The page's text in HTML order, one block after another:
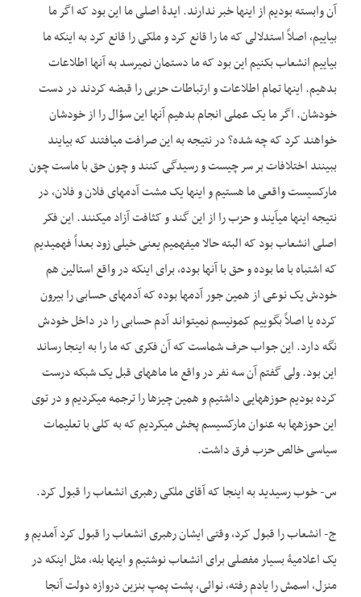
آن وابسته بودیم از اینها خبر ندارند. ایدۀ اصلی ما این بود که اگر ما
بیاییم، اصلاً استدلالی که ما را قانع کرد و ملکی را قانع کرد به این­که ما
بیاییم انشعاب بکنیم این بود که ما دستمان نمی­رسد به آنها اطلاعات
بدهیم. اینها تمام اطلاعات و ارتباطات حزبی را قبضه کردند در دست
خودشان. اگر ما یک عملی انجام بدهیم آنها این سؤال را از خودشان
خواهند کرد که چه شده؟ در نتیجه به این صرافت می­افتند که بیایند
ببینند اختلافات بر سر چیست و رسیدگی کنند و چون حق با ماست چون
مارکسیست واقعی ما هستیم و اینها یک مشت آدم­های فلان و فلان، در
نتیجه اینها می­آیند و حزب را از این گند و کثافت آزاد می­کنند. این فکر
اصلی انشعاب بود که البته حالا می­فهمیم یعنی خیلی زود بعداً فهمیدیم
که اشتباه با ما بوده و حق با آنها بوده، برای اینکه در واقع استالین هم
خودش یک نوعی از همین جور آدم­ها بوده که آدم­های حسابی را بیرون
کرده یا اصلاً بگوییم کمونیسم نمی­تواند آدم حسابی را در داخل خودش
نگه دارد. این جواب حرف شماست که آن فکری که ما را به اینجا رساند
این بود. ولی گفتم آن سه نفر در واقع ما ماه­های قبل یک شبکه درست
کرده بودیم حوزه­هایی داشتیم و همین چیزها را ترجمه می­کردیم و در توی
این حوزه­ها به عنوان مارکسیسم پخش می­کردیم که به کلی با تعلیمات
سیاسی خالص حزب فرق داشت.
س- خوب رسیدید به اینجا که آقای ملکی رهبری انشعاب را قبول کرد.
ج- انشعاب را قبول کرد، وقتی ایشان رهبری انشعاب را قبول کرد آمدیم و
یک اعلامیۀ بسیار مفصلی برای انشعاب نوشتیم و اینها بله، مثل اینکه در
منزل، اسمش را یادم رفته، نوائی، پشت پمپ بنزین دروازه دولت آنجا